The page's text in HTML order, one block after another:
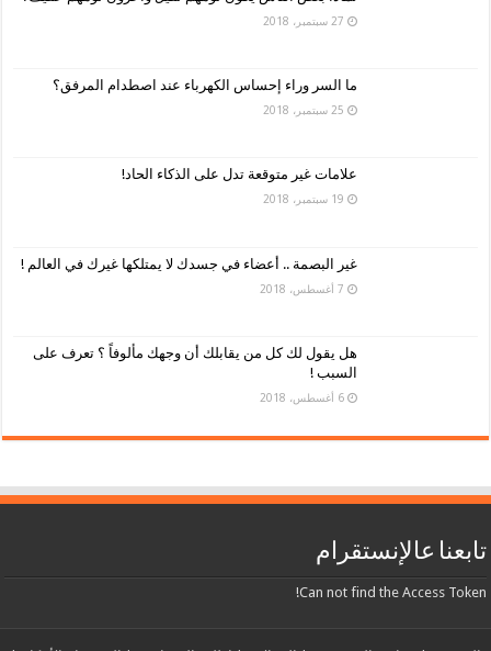
27 سبتمبر، 2018
ما السر وراء إحساس الكهرباء عند اصطدام المرفق؟
25 سبتمبر، 2018
علامات غير متوقعة تدل على الذكاء الحاد!
19 سبتمبر، 2018
غير البصمة .. أعضاء في جسدك لا يمتلكها غيرك في العالم !
7 أغسطس، 2018
هل يقول لك كل من يقابلك أن وجهك مألوفاً ؟ تعرف على
السبب !
6 أغسطس، 2018
تابعنا عالإنستقرام
Can not find the Access Token!